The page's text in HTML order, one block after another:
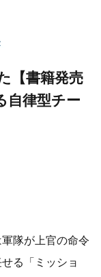
【書籍発売
自律型チー
隊が上官の命令
る「ミッショ